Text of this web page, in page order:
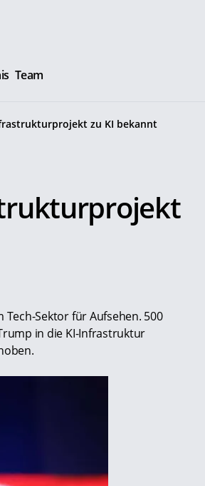
Team
zu KI bekannt
Sektor für Aufsehen. 500
in die KI-Infrastruktur